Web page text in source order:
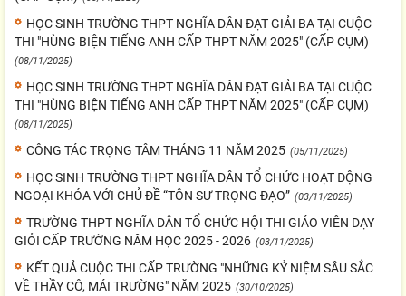
HỌC SINH TRƯỜNG THPT NGHĨA DÂN ĐẠT GIẢI BA TẠI CUỘC
THI "HÙNG BIỆN TIẾNG ANH CẤP THPT NĂM 2025" (CẤP CỤM)
(08/11/2025)
HỌC SINH TRƯỜNG THPT NGHĨA DÂN ĐẠT GIẢI BA TẠI CUỘC
THI "HÙNG BIỆN TIẾNG ANH CẤP THPT NĂM 2025" (CẤP CỤM)
(08/11/2025)
CÔNG TÁC TRỌNG TÂM THÁNG 11 NĂM 2025 (05/11/2025)
HỌC SINH TRƯỜNG THPT NGHĨA DÂN TỔ CHỨC HOẠT ĐỘNG
NGOẠI KHÓA VỚI CHỦ ĐỀ “TÔN SƯ TRỌNG ĐẠO” (03/11/2025)
TRƯỜNG THPT NGHĨA DÂN TỔ CHỨC HỘI THI GIÁO VIÊN DẠY
GIỎI CẤP TRƯỜNG NĂM HỌC 2025 - 2026 (03/11/2025)
KẾT QUẢ CUỘC THI CẤP TRƯỜNG "NHỮNG KỶ NIỆM SÂU SẮC
VỀ THẦY CÔ, MÁI TRƯỜNG" NĂM 2025 (30/10/2025)